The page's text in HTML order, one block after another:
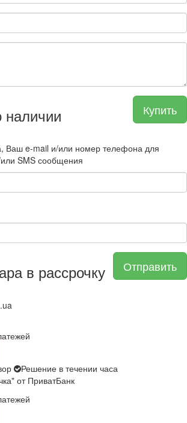
Купить
наличии
Ваш e-mail и/или номер телефона для
SMS сообщения
Отправить
в рассрочку
Решение в течении часа
от ПриватБанк